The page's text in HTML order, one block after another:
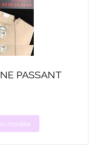
PASSANT
modèle